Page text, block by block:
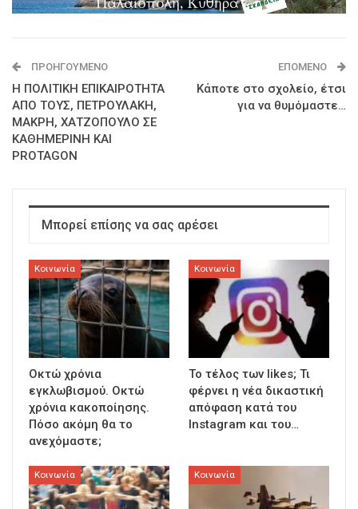
ΠΡΟΗΓΟΎΜΕΝΟ
Η ΠΟΛΙΤΙΚΗ ΕΠΙΚΑΙΡΟΤΗΤΑ
ΑΠΟ ΤΟΥΣ, ΠΕΤΡΟΥΛΑΚΗ,
ΜΑΚΡΗ, ΧΑΤΖΟΠΟΥΛΟ ΣΕ
ΚΑΘΗΜΕΡΙΝΗ ΚΑΙ
PROTAGON
ΕΠΌΜΕΝΟ
Κάποτε στο σχολείο, έτσι
για να θυμόμαστε…
Μπορεί επίσης να σας αρέσει
Κοινωνία
Οκτώ χρόνια
εγκλωβισμού. Οκτώ
χρόνια κακοποίησης.
Πόσο ακόμη θα το
ανεχόμαστε;
Κοινωνία
To τέλος των likes; Τι
φέρνει η νέα δικαστική
απόφαση κατά του
Instagram και του…
Κοινωνία Κοινωνία